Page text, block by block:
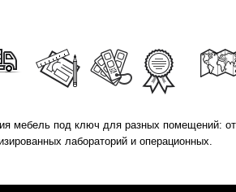
мебель под ключ для разных помещений:
лабораторий и операционных.